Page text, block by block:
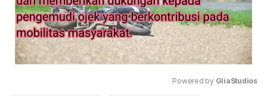
Powered by GliaStudios